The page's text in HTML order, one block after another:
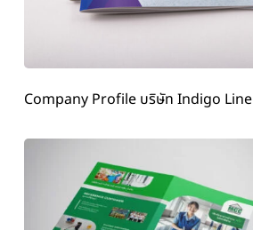
Company Profile บริษัท Indigo Line